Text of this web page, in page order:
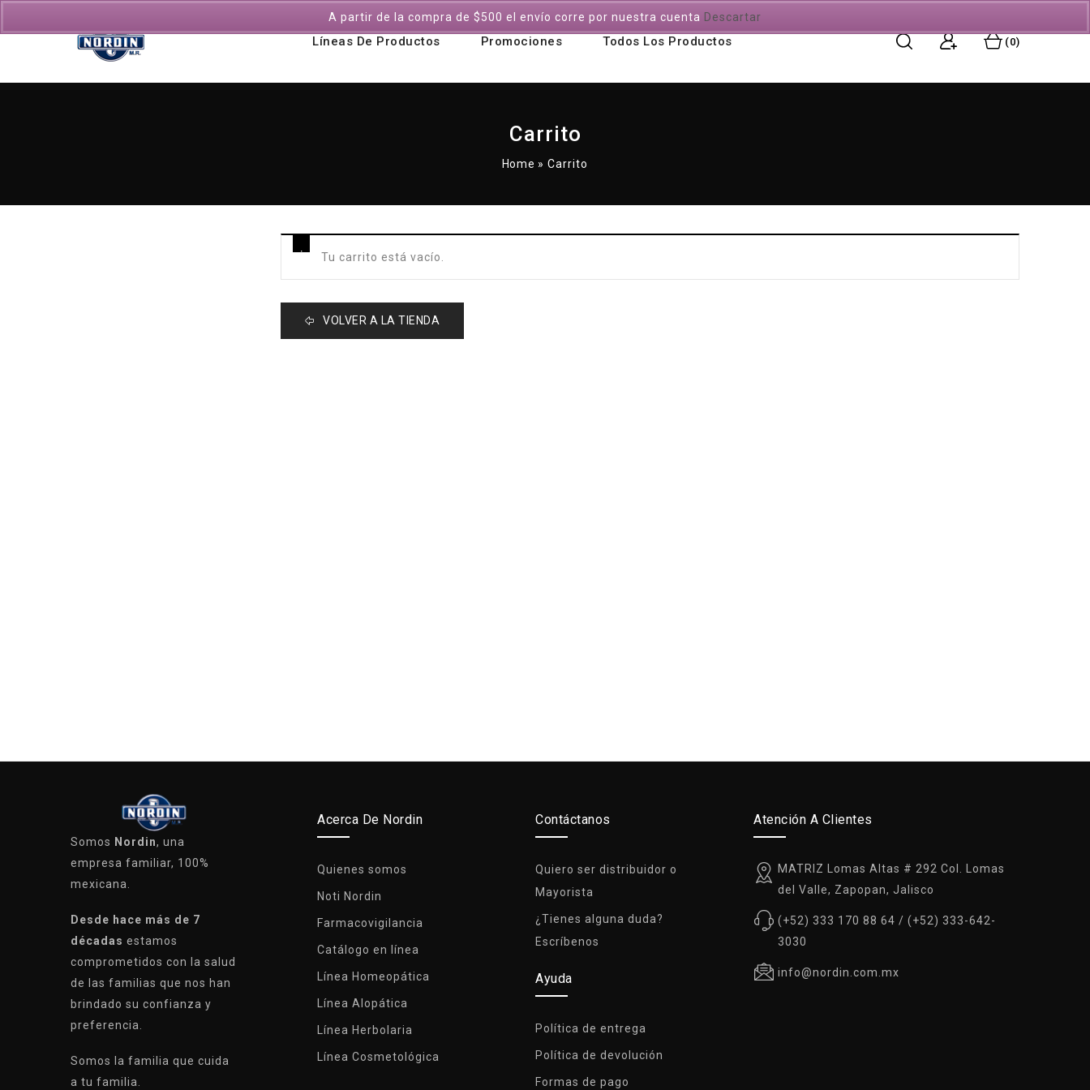
Líneas De Productos Promociones Todos Los Productos 0
Carrito
Home »Carrito
Tu carrito está vacío.
VOLVER A LA TIENDA
Somos Nordin, una
empresa familiar, 100%
mexicana.
Desde hace más de 7
décadas estamos
comprometidos con la salud
de las familias que nos han
brindado su confianza y
preferencia.
Somos la familia que cuida
a tu familia.
Acerca De Nordin
Quienes somos
Noti Nordin
Farmacovigilancia
Catálogo en línea
Línea Homeopática
Línea Alopática
Línea Herbolaria
Línea Cosmetológica
Contáctanos
Quiero ser distribuidor o
Mayorista
¿Tienes alguna duda?
Escríbenos
Ayuda
Política de entrega
Política de devolución
Formas de pago
Atención A Clientes
MATRIZ Lomas Altas # 292 Col. Lomas
del Valle, Zapopan, Jalisco
(+52) 333 170 88 64 / (+52) 333-642-
3030
info@nordin.com.mx
A partir de la compra de $500 el envío corre por nuestra cuenta Descartar